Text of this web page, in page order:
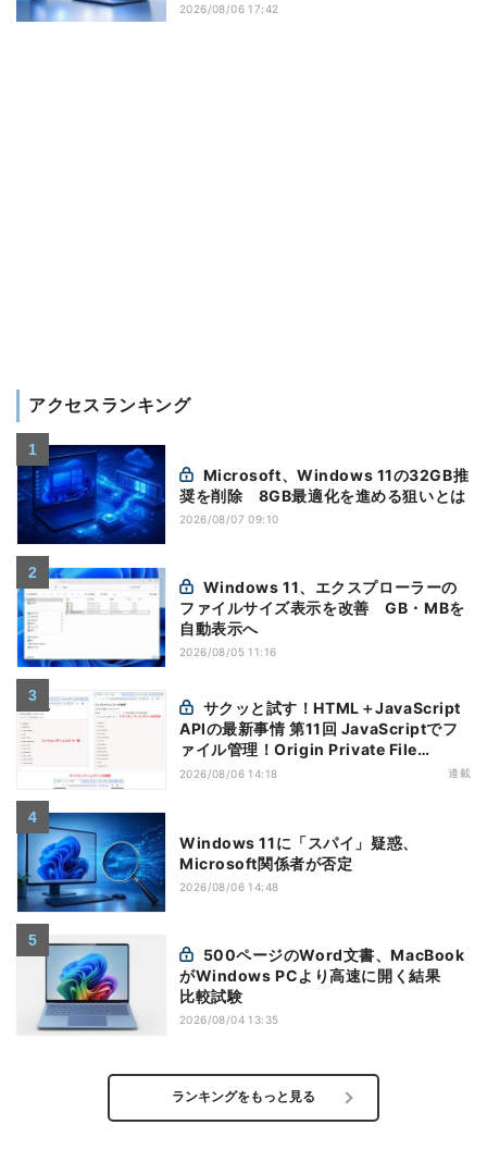
2026/08/06 17:42
アクセスランキング
奨を削除 8GB最適化を進める狙いとは
2026/08/07 09:10
ファイルサイズ表示を改善 GB・MBを
自動表示へ
2026/08/05 11:16
APIの最新事情 第11回 JavaScriptでフ
ァイル管理！Origin Private File
Systemを活用する
2026/08/06 14:18 連載
Windows 11に「スパイ」疑惑、
Microsoft関係者が否定
2026/08/06 14:48
がWindows PCより高速に開く結果
比較試験
2026/08/04 13:35
ランキングをもっと見る